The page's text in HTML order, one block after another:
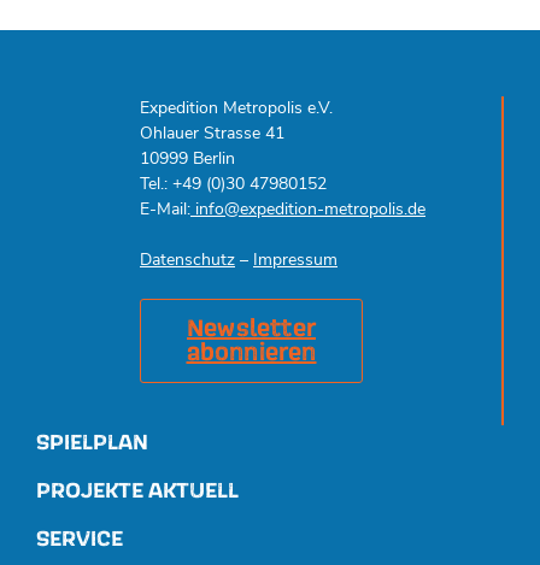
Expedition Metropolis e.V.
Ohlauer Strasse 41
10999 Berlin
Tel.: +49 (0)30 47980152
E-Mail: info@expedition-metropolis.de
Datenschutz – Impressum
Newsletter
abonnieren
SPIELPLAN
PROJEKTE AKTUELL
SERVICE